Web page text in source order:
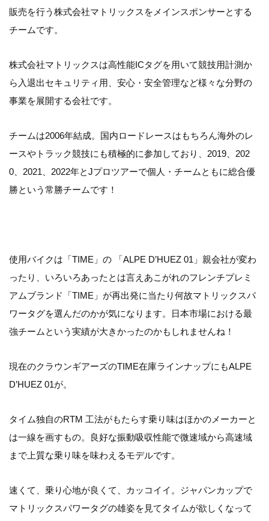
販売を行う株式会社マトリックスをメインスポンサーとする
チームです。
株式会社マトリックスは高性能ICタグを用いて競技用計測か
ら入退出セキュリティ用、安心・安全管理など様々な分野の
事業を展開する会社です。
チームは2006年結成。国内ロードレースはもちろん海外のレ
ースやトラック競技にも積極的に参加しており、2019、202
0、2021、2022年とJプロツアーで個人・チームともに総合優
勝という常勝チームです！
使用バイクは「TIME」の 「ALPE D’HUEZ 01」親会社が変わ
ったり、いろいろあったとは言えあこがれのフレンチプレミ
アムブランド「TIME」が再出発に当たり何故マトリックスパ
ワータグを選んだのかが気になります。日本市場における最
強チームという実績が大きかったのかもしれませんね！
現在のクラウンギアーズのTIME在庫ラインナップにもALPE
D’HUEZ 01が。
タイム独自のRTM 工法がもたらす乗り味はほかのメーカーと
は一線を画すもの。良好な振動吸収性能で微速域から高速域
まで上質な乗り味を味わえるモデルです。
速くて、乗り心地が良くて、カッコイイ。ジャパンカップで
マトリックスパワータグの雄姿を見てタイムが欲しくなって